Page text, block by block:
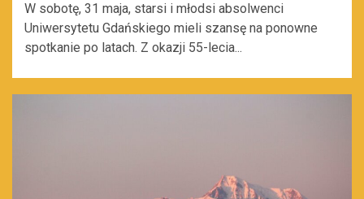
W sobotę, 31 maja, starsi i młodsi absolwenci
Uniwersytetu Gdańskiego mieli szansę na ponowne
spotkanie po latach. Z okazji 55-lecia...